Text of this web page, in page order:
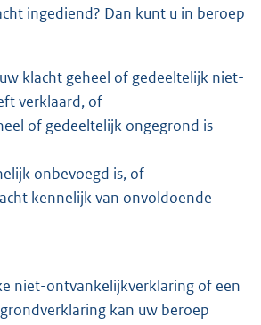
ingediend? Dan kunt u in beroep
klacht geheel of gedeeltelijk niet-
verklaard, of
of gedeeltelijk ongegrond is
onbevoegd is, of
kennelijk van onvoldoende
niet-ontvankelijkverklaring of een
kan uw beroep